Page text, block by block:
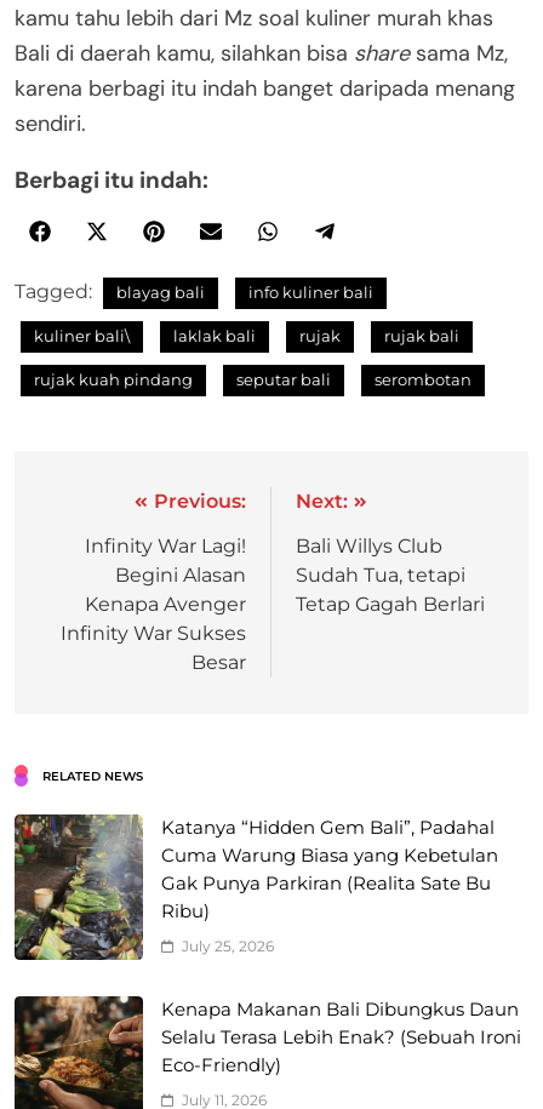
kamu tahu lebih dari Mz soal kuliner murah khas
Bali di daerah kamu, silahkan bisa sharesama Mz,
karena berbagi itu indah banget daripada menang
sendiri.
Berbagi itu indah:
Tagged: blayag bali info kuliner bali
kuliner bali\ laklak bali rujak rujak bali
rujak kuah pindang seputar bali serombotan
Previous:
Infinity War Lagi!
Begini Alasan
Kenapa Avenger
Infinity War Sukses
Besar
Next:
Bali Willys Club
Sudah Tua, tetapi
Tetap Gagah Berlari
RELATED NEWS
Katanya “Hidden Gem Bali”, Padahal
Cuma Warung Biasa yang Kebetulan
Gak Punya Parkiran (Realita Sate Bu
Ribu)
July 25, 2026
Kenapa Makanan Bali Dibungkus Daun
Selalu Terasa Lebih Enak? (Sebuah Ironi
Eco-Friendly)
July 11, 2026